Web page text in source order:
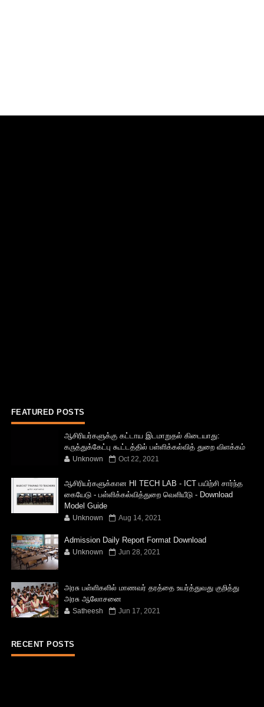
FEATURED POSTS
ஆசிரியர்களுக்கு கட்டாய இடமாறுதல் கிடையாது:
கருத்துக்கேட்பு கூட்டத்தில் பள்ளிக்கல்வித் துறை விளக்கம்
Unknown Oct 22, 2021
ஆசிரியர்களுக்கான HI TECH LAB - ICT பயிற்சி சார்ந்த
கையேடு - பள்ளிக்கல்வித்துறை வெளியீடு - Download
Model Guide
Unknown Aug 14, 2021
Admission Daily Report Format Download
Unknown Jun 28, 2021
அரசு பள்ளிகளில் மாணவர் தரத்தை உயர்த்துவது குறித்து
அரசு ஆலோசனை
Satheesh Jun 17, 2021
RECENT POSTS